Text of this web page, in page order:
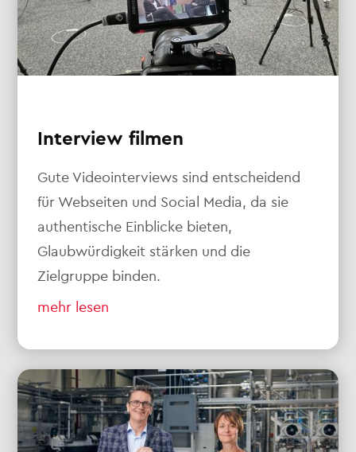
Interview filmen
Gute Videointerviews sind entscheidend
für Webseiten und Social Media, da sie
authentische Einblicke bieten,
Glaubwürdigkeit stärken und die
Zielgruppe binden.
mehr lesen